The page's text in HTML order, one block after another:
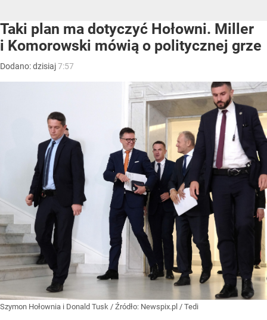
Taki plan ma dotyczyć Hołowni. Miller
i Komorowski mówią o politycznej grze
Dodano:dzisiaj7:57
Szymon Hołownia i Donald Tusk / Źródło: Newspix.pl / Tedi